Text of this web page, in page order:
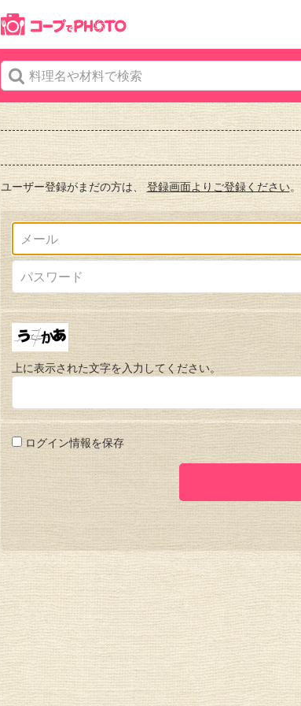
ユーザー登録がまだの方は、登録画面よりご登録ください。
上に表示された文字を入力してください。
ログイン情報を保存